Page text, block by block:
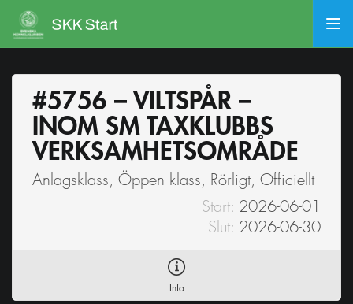
#5756 – VILTSPÅR –
INOM SM TAXKLUBBS
VERKSAMHETSOMRÅDE
Anlagsklass, Öppen klass, Rörligt, Officiellt
Start: 2026-06-01
Slut: 2026-06-30
Info